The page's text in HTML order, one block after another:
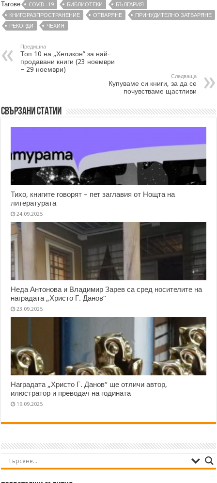
Тагове COVID -19 БИБЛИОТЕКИ
БЪЛГАРИЯ
КНИГОРАЗПРОСТРАНЕНИЕ
ОТВАРЯНЕ
ПРИНУДИТЕЛНО ЗАТВАРЯНЕ
РЕКОРДИ
ЧЕХИЯ
Предишна
Топ 10 на „Хеликон” за най-
продавани книги (23 ноември
– 29 ноември)
Следваща
Купуваме си книги, за да се
почувстваме щастливи
Свързани статии
Тихо, книгите говорят – пет заглавия от Нощта на
литературата
24.09.2025
Неда Антонова и Владимир Зарев са сред носителите на
наградата „Христо Г. Данов“
23.09.2025
Наградата „Христо Г. Данов“ ще отличи автор,
илюстратор и преводач на годината
19.09.2025